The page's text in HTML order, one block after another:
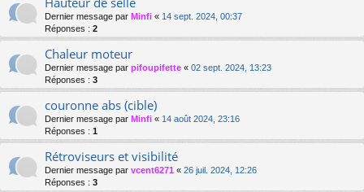
Dernier message par Minfi « 14 sept. 2024, 00:37
Réponses : 2
Chaleur moteur
Dernier message par pifoupifette « 02 sept. 2024, 13:23
Réponses : 3
couronne abs (cible)
Dernier message par Minfi « 14 août 2024, 23:16
Réponses : 1
Rétroviseurs et visibilité
Dernier message par vcent6271 « 26 juil. 2024, 12:26
Réponses : 3